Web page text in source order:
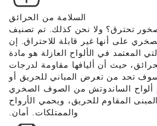
السلامة من الحرائق
تحترق؟ ولا نحن كذلك. تم تصنيف
على أنها غير قابلة للاحتراق. إن
المعتمد في الألواح العازلة هو مادة
حيث أن أليافها مقاومة لدرجات
تحد من تعرض المباني للحريق أو
ألواح الساندوتش من الصوف الصخري
المقاوم للحريق، ويحمي الأرواح
والممتلكات. أمان.